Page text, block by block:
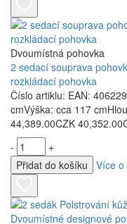
Dvoumístná pohovka
2 sedací souprava
rozkládací pohovka
Číslo artiklu: EAN:
cmVýška: cca 117
44,389.00CZK
-
+
Přidat do košíku
Více o